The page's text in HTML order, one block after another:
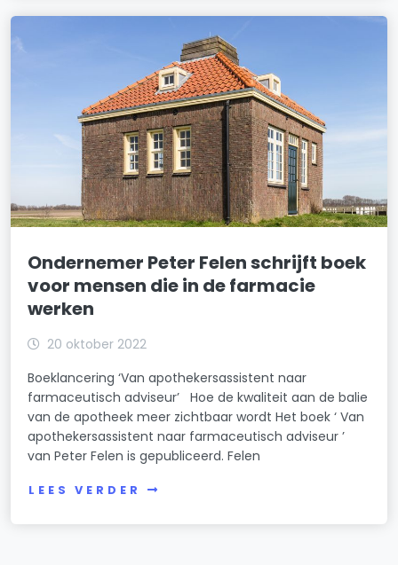
Ondernemer Peter Felen schrijft boek
voor mensen die in de farmacie
werken
20 oktober 2022
Boeklancering ‘Van apothekersassistent naar
farmaceutisch adviseur’ Hoe de kwaliteit aan de balie
van de apotheek meer zichtbaar wordt Het boek ‘ Van
apothekersassistent naar farmaceutisch adviseur ’
van Peter Felen is gepubliceerd. Felen
LEES VERDER